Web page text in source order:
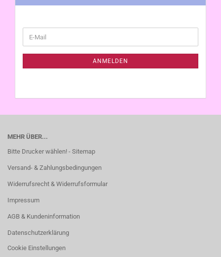
ZUR
E-
Mail
ANMELDEN
MEHR ÜBER...
Bitte Drucker wählen! - Sitemap
Versand- & Zahlungsbedingungen
Widerrufsrecht & Widerrufsformular
Impressum
AGB & Kundeninformation
Datenschutzerklärung
Cookie Einstellungen